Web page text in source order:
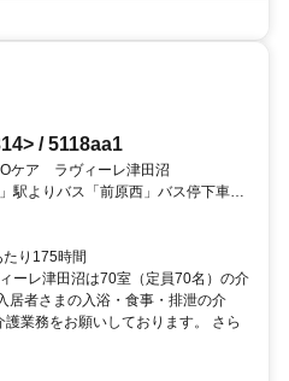
/ 5118aa1
ケア ラヴィーレ津田沼
駅よりバス「前原西」バス停下車、
り175時間
ーレ津田沼は70室（定員70名）の介
居者さまの入浴・食事・排泄の介
業務をお願いしております。 さら